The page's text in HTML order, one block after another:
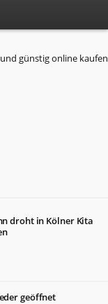
droht in Kölner Kita
geöffnet